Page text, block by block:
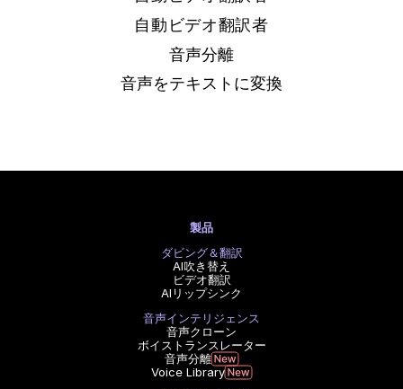
自動ビデオ翻訳者
音声分離
音声をテキストに変換
製品
ダビング＆翻訳
AI吹き替え
ビデオ翻訳
AIリップシンク
音声インテリジェンス
音声クローン
ボイストランスレーター
音声分離
Voice Library